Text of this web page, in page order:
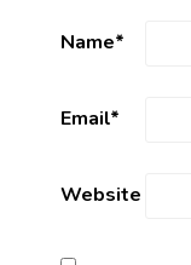
Name*
Email*
Website